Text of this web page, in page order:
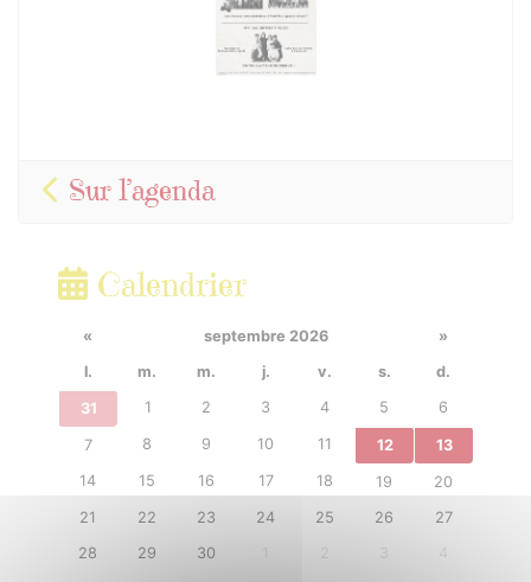
Sur l’agenda
Calendrier
« septembre 2026
»
l.
m. m. j. v. s. d.
31 1 2 3 4 5 6
7 8 9 10 11 12
13
14
15 16 17 18 19
20
21
22 23 24 25 26
27
28
29 30 2 3
4